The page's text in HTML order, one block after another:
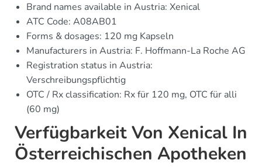
Brand names available in Austria: Xenical
ATC Code: A08AB01
Forms & dosages: 120 mg Kapseln
Manufacturers in Austria: F. Hoffmann-La Roche AG
Registration status in Austria:
Verschreibungspflichtig
OTC / Rx classification: Rx für 120 mg, OTC für alli
(60 mg)
Verfügbarkeit Von Xenical In
Österreichischen Apotheken